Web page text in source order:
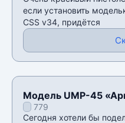
если установить
CSS v34, придётся
Модель UMP-45
CSS v34
779
Сегодня хотели бы